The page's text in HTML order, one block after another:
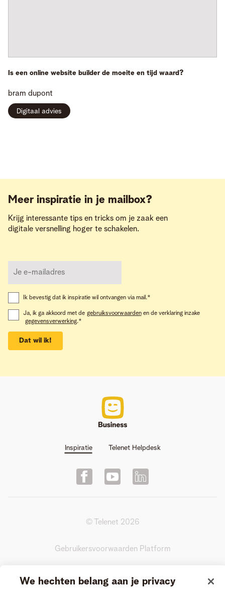
Is een online website builder de moeite en tijd waard?
bram dupont
Digitaal advies
Meer inspiratie in je mailbox?
Krijg interessante tips en tricks om je zaak een
digitale versnelling hoger te schakelen.
Ik bevestig dat ik inspiratie wil ontvangen via mail.*
Ja, ik ga akkoord met de gebruiksvoorwaarden en de verklaring inzake
gegevensverwerking.*
Dat wil ik!
Inspiratie Telenet Helpdesk
© Telenet 2026
Gebruikersvoorwaarden Platform
Actievoorwaarden Videogesprek
We hechten belang aan je privacy